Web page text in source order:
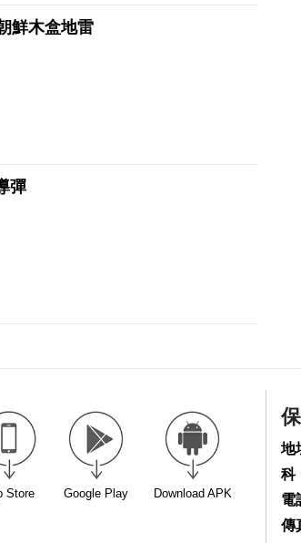
鮮木盒地雷
彈
Store Google Play Download APK
地
科
電
傳